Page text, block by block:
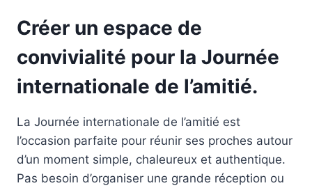
MÉNAGER
FOIE
QUOTIDIEN.
Créer un espace de
convivialité pour la Journée
internationale de l’amitié.
La Journée internationale de l’amitié est
l’occasion parfaite pour réunir ses proches autour
d’un moment simple, chaleureux et authentique.
Pas besoin d’organiser une grande réception ou